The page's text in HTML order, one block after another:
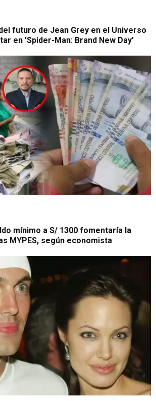
futuro de Jean Grey en el Universo
en 'Spider-Man: Brand New Day'
mínimo a S/ 1300 fomentaría la
MYPES, según economista